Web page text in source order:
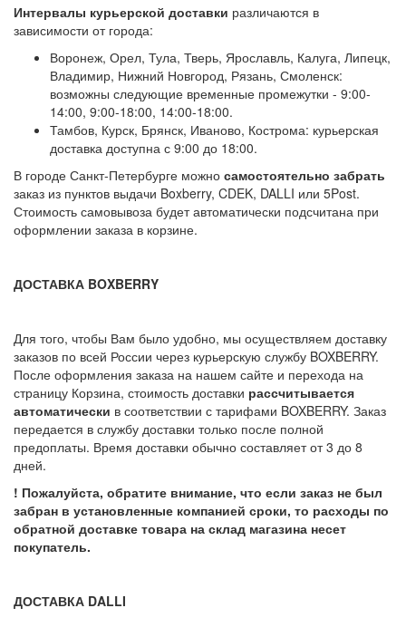
Интервалы курьерской доставки различаются в
зависимости от города:
Воронеж, Орел, Тула, Тверь, Ярославль, Калуга, Липецк,
Владимир, Нижний Новгород, Рязань, Смоленск:
возможны следующие временные промежутки - 9:00-
14:00, 9:00-18:00, 14:00-18:00.
Тамбов, Курск, Брянск, Иваново, Кострома: курьерская
доставка доступна с 9:00 до 18:00.
В городе Санкт-Петербурге можно самостоятельно забрать
заказ из пунктов выдачи Boxberry, CDEK, DALLI или 5Post.
Стоимость самовывоза будет автоматически подсчитана при
оформлении заказа в корзине.
ДОСТАВКА BOXBERRY
Для того, чтобы Вам было удобно, мы осуществляем доставку
заказов по всей России через курьерскую службу BOXBERRY.
После оформления заказа на нашем сайте и перехода на
страницу Корзина, стоимость доставки рассчитывается
автоматически в соответствии с тарифами BOXBERRY. Заказ
передается в службу доставки только после полной
предоплаты. Время доставки обычно составляет от 3 до 8
дней.
! Пожалуйста, обратите внимание, что если заказ не был
забран в установленные компанией сроки, то расходы по
обратной доставке товара на склад магазина несет
покупатель.
ДОСТАВКА DALLI